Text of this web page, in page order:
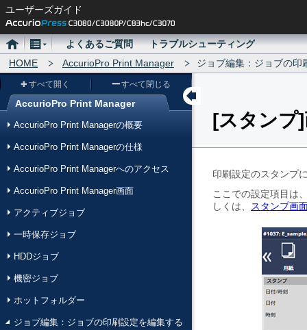
ユーザーズガイド
ホ
ー
メ
ニ
ュ
ー
よくあるご質問
トラブルシューティング
HOME
AccurioPro Print Manager ジョブ編集：ジョブの印
メ
ー
AccurioPro Print Manager
すべて開く すべて閉じる
AccurioPro Print Managerの概要
AccurioPro Print Managerの仕様
AccurioPro Print Managerへのアクセス
AccurioPro Print Manager画面
アクティブジョブ
一時保存ジョブ
HDDジョブ
機密ジョブ
ホットフォルダー
ジョブ編集：ジョブの印刷設定を編集する
スタンプ
印刷設定のスタンプ
ここでの設定項目は
しくは、
スタンプ画